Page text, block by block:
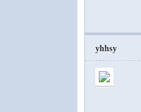
yhhsy